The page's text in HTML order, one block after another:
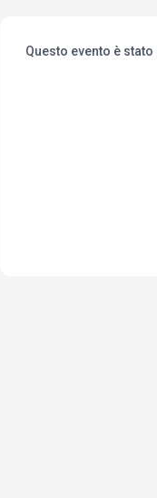
Questo evento è